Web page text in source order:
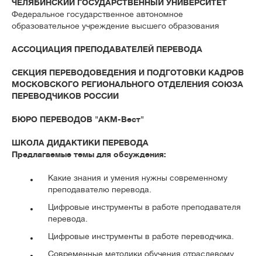
ЧЕЛЯБИНСКИЙ ГОСУДАРСТВЕННЫЙ УНИВЕРСИТЕТ
Федеральное государственное автономное
образовательное учреждение высшего образования
АССОЦИАЦИЯ ПРЕПОДАВАТЕЛЕЙ ПЕРЕВОДА
СЕКЦИЯ ПЕРЕВОДОВЕДЕНИЯ И ПОДГОТОВКИ КАДРОВ
МОСКОВСКОГО РЕГИОНАЛЬНОГО ОТДЕЛЕНИЯ СОЮЗА
ПЕРЕВОДЧИКОВ РОССИИ
БЮРО ПЕРЕВОДОВ "АКМ-Вест"
ШКОЛА ДИДАКТИКИ ПЕРЕВОДА
Предлагаемые темы для обсуждения:
Какие знания и умения нужны современному
преподавателю перевода.
Цифровые инструменты в работе преподавателя
перевода.
Цифровые инструменты в работе переводчика.
Современные методики обучения отраслевому